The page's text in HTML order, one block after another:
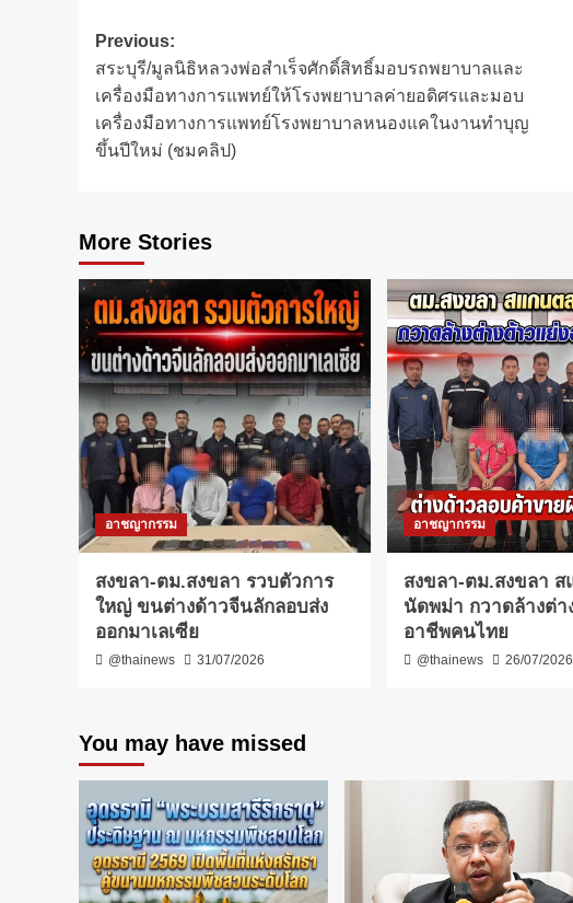
Post
navigation
Previous:
สระบุรี​/มูลนิธิหลวงพ่อสำเร็จศักดิ์สิทธิ์มอบรถพยาบาลและ
เครื่องมือทางการแพทย์ให้โรงพยาบาลค่ายอดิศรและมอบ
เครื่องมือทางการแพทย์โรงพยาบาลหนองแค​ในงานทำบุญ
ขึ้นปีใหม่ (ชมคลิป)
More Stories
อาชญากรรม
สงขลา-ตม.สงขลา รวบตัวการ
ใหญ่ ขนต่างด้าวจีนลักลอบส่ง
ออกมาเลเซีย
@thainews 31/07/2026
อาชญากรรม
สงขลา-ตม.สงขลา
นัดพม่า กวาดล้างต่า
อาชีพคนไทย
@thainews 26/07/2026
You may have missed